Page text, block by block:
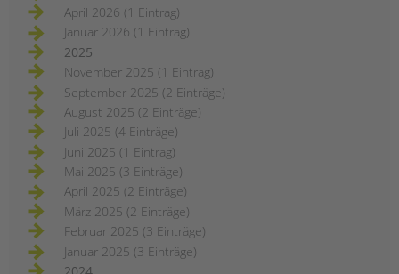
April 2026 (1 Eintrag)
Januar 2026 (1 Eintrag)
2025
November 2025 (1 Eintrag)
September 2025 (2 Einträge)
August 2025 (2 Einträge)
Juli 2025 (4 Einträge)
Juni 2025 (1 Eintrag)
Mai 2025 (3 Einträge)
April 2025 (2 Einträge)
März 2025 (2 Einträge)
Februar 2025 (3 Einträge)
Januar 2025 (3 Einträge)